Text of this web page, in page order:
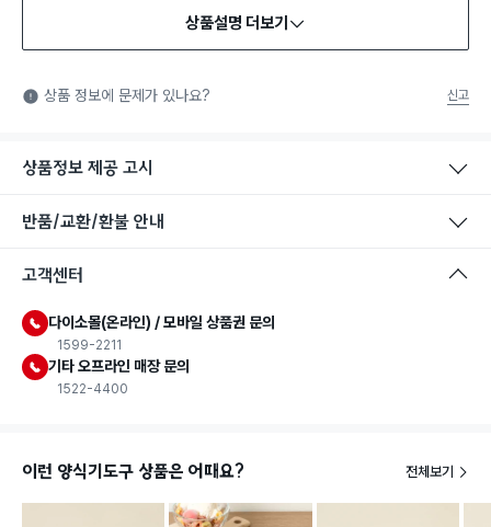
식품용 기구: 식품위생법에서 정한 규격에 따라 제조되어 식품 또
는 식품첨가물에 사용할 수 있는 식품용기구라는 표시입니다.
상품설명 더보기
상품 정보에 문제가 있나요? 신고
상품정보 제공 고시
반품/교환/환불 안내
고객센터
다이소몰(온라인) / 모바일 상품권 문의
1599-2211
기타 오프라인 매장 문의
1522-4400
이런 양식기도구 상품은 어때요? 전체보기